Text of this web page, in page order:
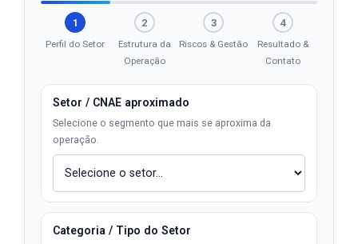
1
Perfil do Setor
2
Estrutura da
Operação
3
Riscos & Gestão
4
Resultado &
Contato
Setor / CNAE aproximado
Selecione o segmento que mais se aproxima da
operação.
Categoria / Tipo do Setor